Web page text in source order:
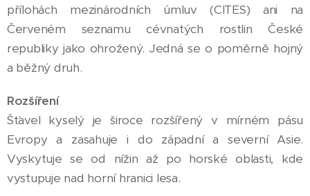
přílohách mezinárodních úmluv (CITES) ani na
Červeném seznamu cévnatých rostlin České
republiky jako ohrožený. Jedná se o poměrně hojný
a běžný druh.
Rozšíření
Šťavel kyselý je široce rozšířený v mírném pásu
Evropy a zasahuje i do západní a severní Asie.
Vyskytuje se od nížin až po horské oblasti, kde
vystupuje nad horní hranici lesa.